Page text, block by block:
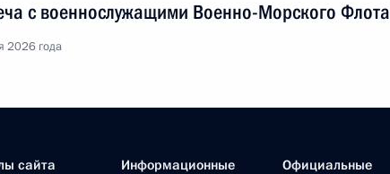
с военнослужащими Военно-Морского Флота
2026 года
сайта Информационные Официальные